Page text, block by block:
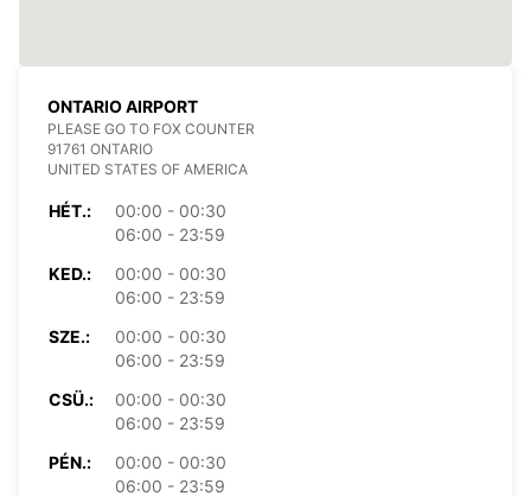
ONTARIO AIRPORT
PLEASE GO TO FOX COUNTER
91761 ONTARIO
UNITED STATES OF AMERICA
HÉT.:
00:00 - 00:30
06:00 - 23:59
KED.:
00:00 - 00:30
06:00 - 23:59
SZE.:
00:00 - 00:30
06:00 - 23:59
CSÜ.:
00:00 - 00:30
06:00 - 23:59
PÉN.:
00:00 - 00:30
06:00 - 23:59